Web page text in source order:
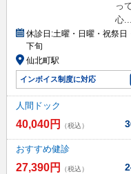
っ
心...
休診日:土曜・日曜・祝祭日
下旬
仙北町駅
インボイス制度に対応
人間ドック
40,040円 （税込）
おすすめ健診
27,390円 （税込）